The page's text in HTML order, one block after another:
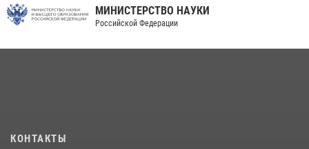
24 июля 2026, 12:30 14
— кузница профессионалов Росгвардии
небесного покровителя войск национальной гвардии Российской
МИНИСТЕРСТВО НАУКИ
Российской Федерации
КОНТАКТЫ